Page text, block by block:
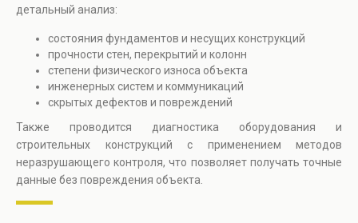
детальный анализ:
состояния фундаментов и несущих конструкций
прочности стен, перекрытий и колонн
степени физического износа объекта
инженерных систем и коммуникаций
скрытых дефектов и повреждений
Также проводится диагностика оборудования и
строительных конструкций с применением методов
неразрушающего контроля, что позволяет получать точные
данные без повреждения объекта.